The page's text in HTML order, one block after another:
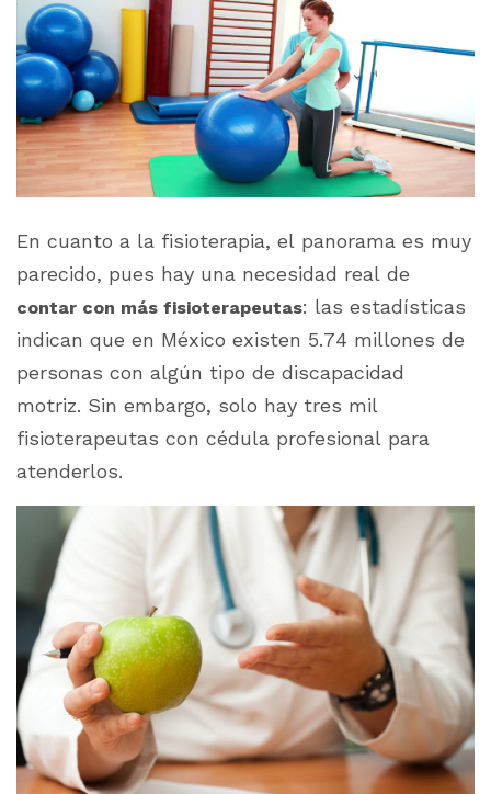
En cuanto a la fisioterapia, el panorama es muy
parecido, pues hay una necesidad real de
contar con más fisioterapeutas: las estadísticas
indican que en México existen 5.74 millones de
personas con algún tipo de discapacidad
motriz. Sin embargo, solo hay tres mil
fisioterapeutas con cédula profesional para
atenderlos.